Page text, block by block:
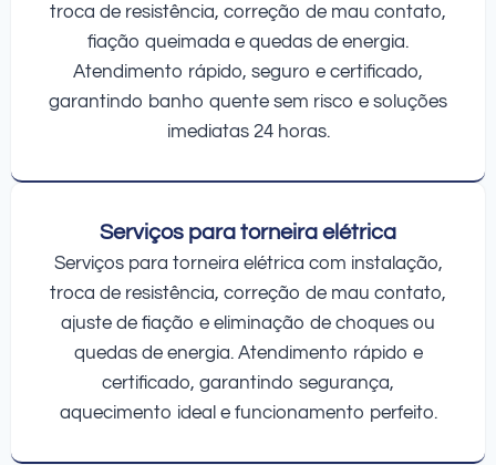
troca de resistência, correção de mau contato,
fiação queimada e quedas de energia.
Atendimento rápido, seguro e certificado,
garantindo banho quente sem risco e soluções
imediatas 24 horas.
Serviços para torneira elétrica
Serviços para torneira elétrica com instalação,
troca de resistência, correção de mau contato,
ajuste de fiação e eliminação de choques ou
quedas de energia. Atendimento rápido e
certificado, garantindo segurança,
aquecimento ideal e funcionamento perfeito.